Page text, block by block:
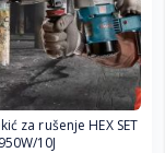
za rušenje HEX SET
10J